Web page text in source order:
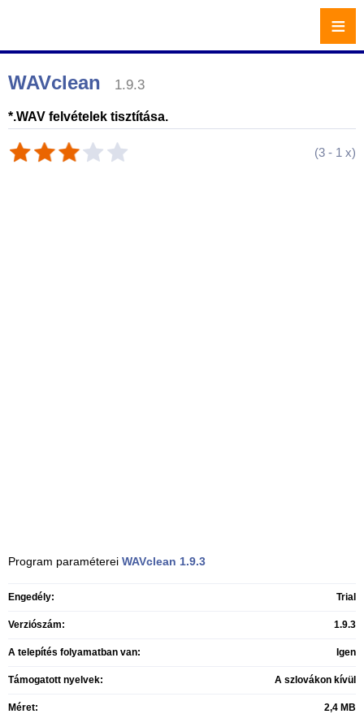
WAVclean 1.9.3
*.WAV felvételek tisztítása.
(3 - 1 x)
Program paraméterei WAVclean 1.9.3
Engedély: Trial
Verziószám: 1.9.3
A telepítés folyamatban van: Igen
Támogatott nyelvek: A szlovákon kívül
Méret: 2,4 MB
≡